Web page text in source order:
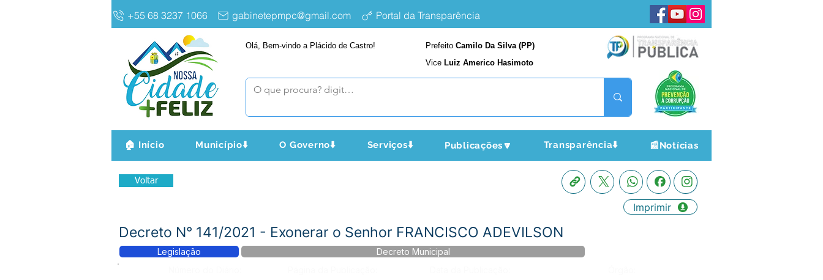
+55 68 3237 1066 gabinetepmpc@gmail.com Portal da Transparência
Olá, Bem-vindo a Plácido de Castro! Prefeito Camilo Da Silva (PP)
Vice Luiz Americo Hasimoto
🏠 Início Município⬇️ O Governo⬇️ Serviços⬇️ Publicações🔽 Transparência⬇️ 📰Notícias
Voltar
Imprimir
Decreto N° 141/2021 - Exonerar o Senhor FRANCISCO ADEVILSON
Legislação
Decreto Municipal